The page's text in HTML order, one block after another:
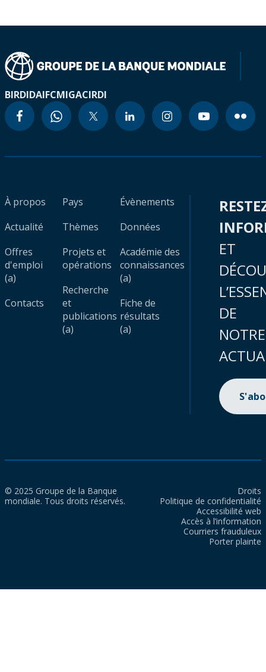
BIRDIDAIFCMIGACIRDI
À propos
Actualité
Offres
d'emploi
(a)
Contacts
Pays
Thèmes
Projets et
opérations
Recherche
et
publications
(a)
Évènements
Données
Académie des
connaissances
(a)
Fiche de
résultats
(a)
ET
DE
NOTRE
© 2025 Groupe de la Banque
mondiale. Tous droits réservés.
Droits
Politique de confidentialité
Accessibilité web
Accès à l’information
Courriers frauduleux
Porter plainte